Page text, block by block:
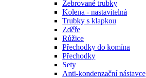
Žebrované trubky
Kolena - nastavitelná
Trubky s klapkou
Zděře
Růžice
Přechodky do komína
Přechodky
Sety
Anti-kondenzační nástavce